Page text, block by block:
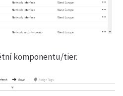
komponentu/tier.